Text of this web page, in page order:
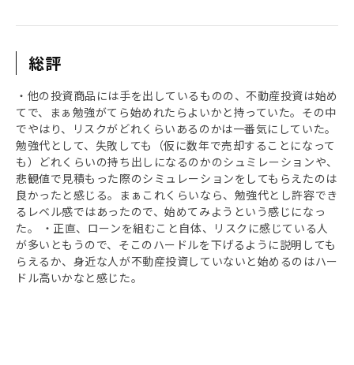
総評
・他の投資商品には手を出しているものの、不動産投資は始め
てで、まぁ勉強がてら始めれたらよいかと持っていた。その中
でやはり、リスクがどれくらいあるのかは一番気にしていた。
勉強代として、失敗しても（仮に数年で売却することになって
も）どれくらいの持ち出しになるのかのシュミレーションや、
悲観値で見積もった際のシミュレーションをしてもらえたのは
良かったと感じる。まぁこれくらいなら、勉強代とし許容でき
るレベル感ではあったので、始めてみようという感じになっ
た。 ・正直、ローンを組むこと自体、リスクに感じている人
が多いともうので、そこのハードルを下げるように説明しても
らえるか、身近な人が不動産投資していないと始めるのはハー
ドル高いかなと感じた。